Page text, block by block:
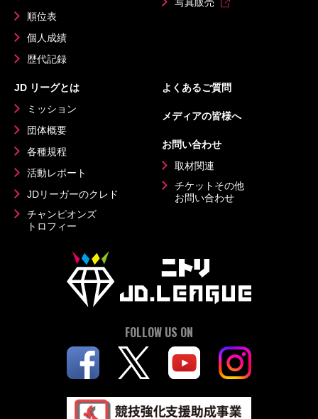
順位表
個人成績
歴代記録
JD リーグとは
ミッション
団体概要
各種規程
活動レポート
JDリーガーのクレド
チャンピオンズ
トロフィー
よくあるご質問
メディアの皆様へ
お問い合わせ
取材関連
チケットその他
お問い合わせ
FOLLOW US ON